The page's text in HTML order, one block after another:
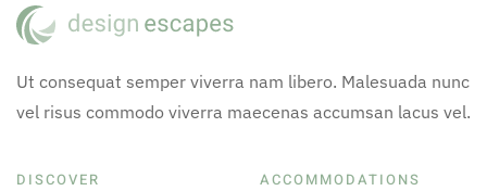
Ut consequat semper viverra nam libero. Malesuada nunc
vel risus commodo viverra maecenas accumsan lacus vel.
DISCOVER ACCOMMODATIONS